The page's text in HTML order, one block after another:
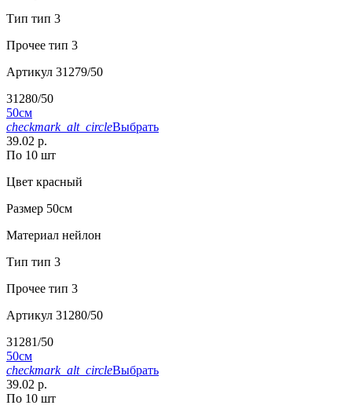
Тип тип 3
Прочее тип 3
Артикул 31279/50
31280/50
50см
checkmark_alt_circleВыбрать
39.02 р.
По 10 шт
Цвет красный
Размер 50см
Материал нейлон
Тип тип 3
Прочее тип 3
Артикул 31280/50
31281/50
50см
checkmark_alt_circleВыбрать
39.02 р.
По 10 шт